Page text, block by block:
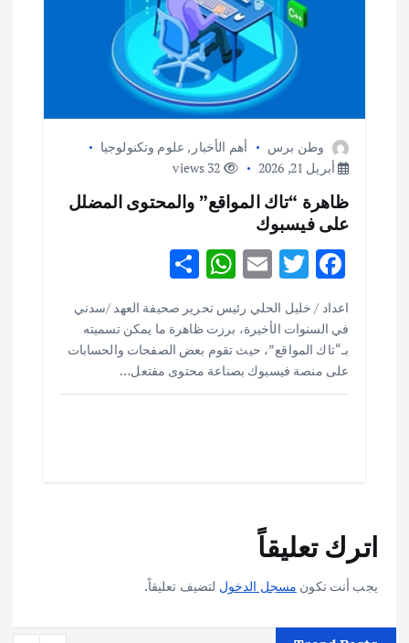
وطن برس أهم الأخبار , علوم وتكنولوجيا
أبريل 21, 2026
ظاهرة “تاك المواقع” والمحتوى المضلل
على فيسبوك
F
ac
e
b
o
T
w
it
te
r
E
ai
l
W
at
s
A
S
ar
e
اعداد / خليل الحلي رئيس تحرير صحيفة العهد /سدني
في السنوات الأخيرة، برزت ظاهرة ما يمكن تسميته
بـ“تاك المواقع”، حيث تقوم بعض الصفحات والحسابات
على منصة فيسبوك بصناعة محتوى مفتعل…
اترك تعليقاً
يجب أنت تكون مسجل الدخول لتضيف تعليقاً.
أهم الأخبار ثقافة وفنون
اختتام ورشة السينوغرافيا في مدينة كلباء الاماراتية
أغسطس 3, 2026
هوي آن… مدينة الفوانيس وسحر التاريخ